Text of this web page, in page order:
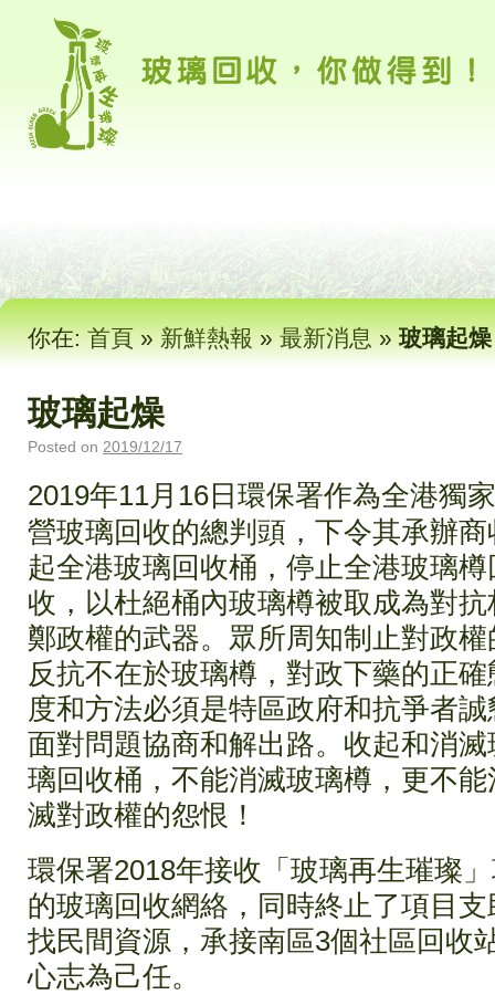
你在:首頁»新鮮熱報»最新消息»玻璃起燥
玻璃起燥
Posted on 2019/12/17
2019年11月16日環保署作為全港獨
營玻璃回收的總判頭，下令其承辦商
起全港玻璃回收桶，停止全港玻璃樽
收，以杜絕桶內玻璃樽被取成為對抗
鄭政權的武器。眾所周知制止對政權
反抗不在於玻璃樽，對政下藥的正確
度和方法必須是特區政府和抗爭者誠
面對問題協商和解出路。收起和消滅
璃回收桶，不能消滅玻璃樽，更不能
滅對政權的怨恨！
環保署2018年接收「玻璃再生璀璨
的玻璃回收網絡，同時終止了項目
找民間資源，承接南區3個社區回收
心志為己任。